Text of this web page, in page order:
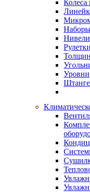
Колеса
Рулетки
Уровни